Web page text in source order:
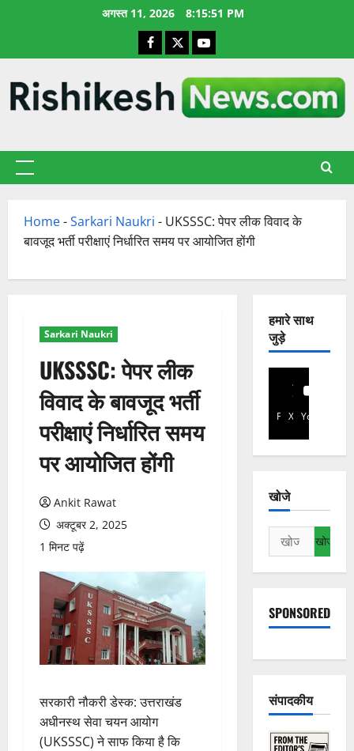
अगस्त 11, 2026 8:15:52 PM
Facebook
X YouTube
प्राथमिक
Home-Sarkari Naukri - UKSSSC: पेपर लीक विवाद के
बावजूद भर्ती परीक्षाएं निर्धारित समय पर आयोजित होंगी
Sarkari Naukri
UKSSSC: पेपर लीक
विवाद के बावजूद भर्ती
परीक्षाएं निर्धारित समय
पर आयोजित होंगी
Ankit Rawat
अक्टूबर 2, 2025
1 मिनट पढ़ें
सरकारी नौकरी डेस्क: उत्तराखंड
अधीनस्थ सेवा चयन आयोग
(UKSSSC) ने साफ किया है कि
हमारे साथ
जुड़े
Facebook
X YouTube
खोजे
निम्न
को
खोजें:
SPONSORED
संपादकीय